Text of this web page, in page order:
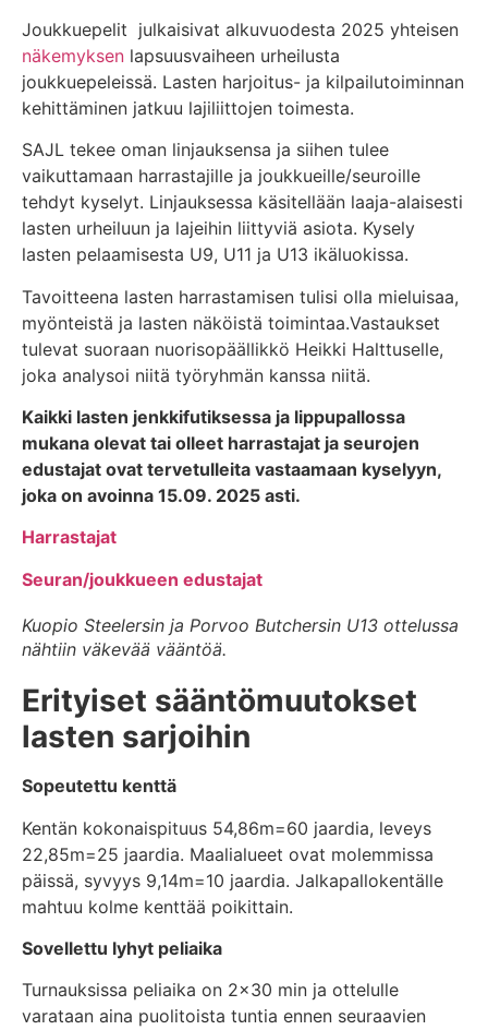
Joukkuepelit julkaisivat alkuvuodesta 2025 yhteisen
näkemyksen lapsuusvaiheen urheilusta
joukkuepeleissä. Lasten harjoitus- ja kilpailutoiminnan
kehittäminen jatkuu lajiliittojen toimesta.
SAJL tekee oman linjauksensa ja siihen tulee
vaikuttamaan harrastajille ja joukkueille/seuroille
tehdyt kyselyt. Linjauksessa käsitellään laaja-alaisesti
lasten urheiluun ja lajeihin liittyviä asiota. Kysely
lasten pelaamisesta U9, U11 ja U13 ikäluokissa.
Tavoitteena lasten harrastamisen tulisi olla mieluisaa,
myönteistä ja lasten näköistä toimintaa.Vastaukset
tulevat suoraan nuorisopäällikkö Heikki Halttuselle,
joka analysoi niitä työryhmän kanssa niitä.
Kaikki lasten jenkkifutiksessa ja lippupallossa
mukana olevat tai olleet harrastajat ja seurojen
edustajat ovat tervetulleita vastaamaan kyselyyn,
joka on avoinna 15.09. 2025 asti.
Harrastajat
Seuran/joukkueen edustajat
Kuopio Steelersin ja Porvoo Butchersin U13 ottelussa
nähtiin väkevää vääntöä.
Erityiset sääntömuutokset
lasten sarjoihin
Sopeutettu kenttä
Kentän kokonaispituus 54,86m=60 jaardia, leveys
22,85m=25 jaardia. Maalialueet ovat molemmissa
päissä, syvyys 9,14m=10 jaardia. Jalkapallokentälle
mahtuu kolme kenttää poikittain.
Sovellettu lyhyt peliaika
Turnauksissa peliaika on 2×30 min ja ottelulle
varataan aina puolitoista tuntia ennen seuraavien